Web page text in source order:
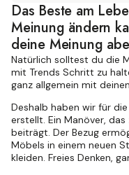
Das Beste am
Meinung ändern
deine Meinung
Natürlich solltest du die
mit Trends Schritt zu
ganz allgemein mit
Deshalb haben wir für
erstellt. Ein Manöver,
beiträgt. Der Bezug
Möbels in einem neuen
kleiden. Freies Denken,